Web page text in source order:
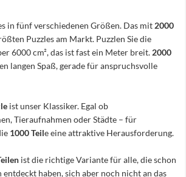
in fünf verschiedenen Größen. Das mit 2000
Puzzles am Markt. Puzzlen Sie die
6000 cm², das ist fast ein Meter breit. 2000
langen Spaß, gerade für anspruchsvolle
ist unser Klassiker. Egal ob
Tieraufnahmen oder Städte – für
1000 Teile eine attraktive Herausforderung.
ist die richtige Variante für alle, die schon
entdeckt haben, sich aber noch nicht an das